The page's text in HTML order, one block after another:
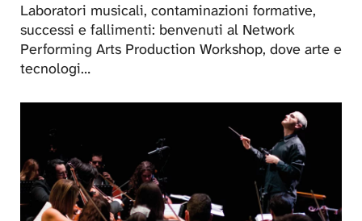
Laboratori musicali, contaminazioni formative,
successi e fallimenti: benvenuti al Network
Performing Arts Production Workshop, dove arte e
tecnologi…